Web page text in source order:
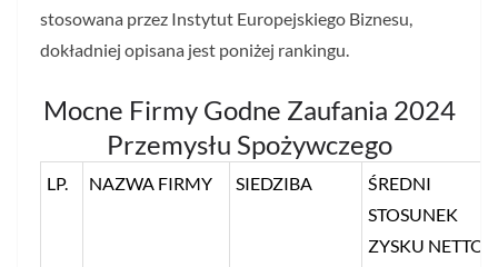
stosowana przez Instytut Europejskiego Biznesu,
dokładniej opisana jest poniżej rankingu.
Mocne Firmy Godne Zaufania 2024
Przemysłu Spożywczego
LP. NAZWA FIRMY SIEDZIBA
ŚREDNI
STOSUNEK
ZYSKU NETTO